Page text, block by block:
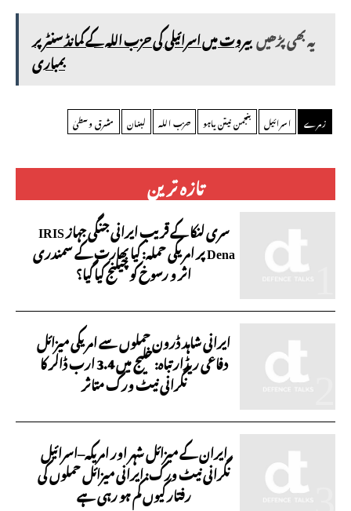
تازہ ترین
سری لنکا کے قریب ایرانی جنگی جہاز IRIS
Dena پر امریکی حملہ: کیا بھارت کے سمندری
اثر و رسوخ کو چیلنج کیا گیا؟
ایرانی شاہد ڈرون حملوں سے امریکی میزائل
دفاعی ریڈار تباہ: خلیج میں 3.4 ارب ڈالر کا
نگرانی نیٹ ورک متاثر
ایران کے میزائل شہر اور امریکہ–اسرائیل
نگرانی نیٹ ورک: ایرانی میزائل حملوں کی
رفتار کیوں کم ہو رہی ہے
یہ بھی پڑھیںبیروت میں اسرائیلی کی حزب اللہ کے کمانڈ سنٹر پر
بمباری
زمرے اسرائیل بنجمن نیتن یاہو حزب اللہ لبنان مشرق وسطیٰ